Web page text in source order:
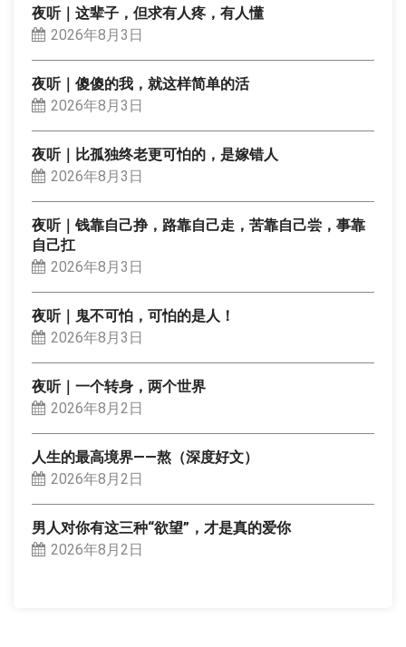
夜听｜这辈子，但求有人疼，有人懂
2026年8月3日
夜听｜傻傻的我，就这样简单的活
2026年8月3日
夜听｜比孤独终老更可怕的，是嫁错人
2026年8月3日
夜听｜钱靠自己挣，路靠自己走，苦靠自己尝，事靠
自己扛
2026年8月3日
夜听｜鬼不可怕，可怕的是人！
2026年8月3日
夜听｜一个转身，两个世界
2026年8月2日
人生的最高境界——熬（深度好文）
2026年8月2日
男人对你有这三种“欲望”，才是真的爱你
2026年8月2日